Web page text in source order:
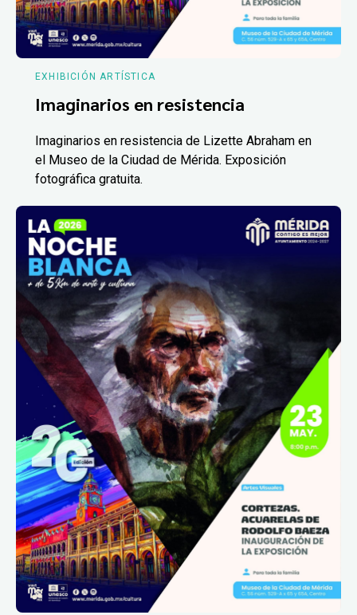
EXHIBICIÓN ARTÍSTICA
Imaginarios en resistencia
Imaginarios en resistencia de Lizette Abraham en
el Museo de la Ciudad de Mérida. Exposición
fotográfica gratuita.